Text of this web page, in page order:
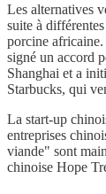
Les alternatives
suite à
porcine
signé un accord
Shanghai et a
Starbucks, qui
La start-up
entreprises
viande" sont
chinoise Hope